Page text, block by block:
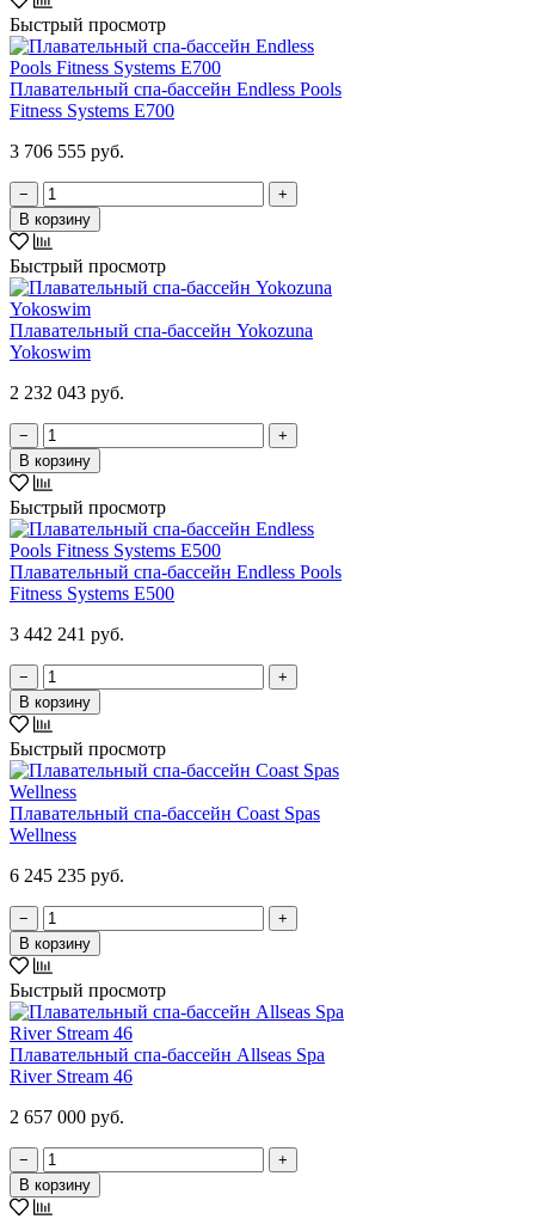
Быстрый просмотр
Плавательный спа-бассейн Endless Pools
Fitness Systems E700
3 706 555 руб.
−
+
В корзину
Быстрый просмотр
Плавательный спа-бассейн Yokozuna
Yokoswim
2 232 043 руб.
−
+
В корзину
Быстрый просмотр
Плавательный спа-бассейн Endless Pools
Fitness Systems E500
3 442 241 руб.
−
+
В корзину
Быстрый просмотр
Плавательный спа-бассейн Coast Spas
Wellness
6 245 235 руб.
−
+
В корзину
Быстрый просмотр
Плавательный спа-бассейн Allseas Spa
River Stream 46
2 657 000 руб.
−
+
В корзину